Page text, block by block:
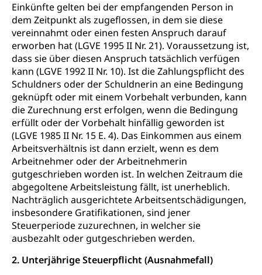
Einkünfte gelten bei der empfangenden Person in
dem Zeitpunkt als zugeflossen, in dem sie diese
vereinnahmt oder einen festen Anspruch darauf
erworben hat (LGVE 1995 II Nr. 21). Voraussetzung ist,
dass sie über diesen Anspruch tatsächlich verfügen
kann (LGVE 1992 II Nr. 10). Ist die Zahlungspflicht des
Schuldners oder der Schuldnerin an eine Bedingung
geknüpft oder mit einem Vorbehalt verbunden, kann
die Zurechnung erst erfolgen, wenn die Bedingung
erfüllt oder der Vorbehalt hinfällig geworden ist
(LGVE 1985 II Nr. 15 E. 4). Das Einkommen aus einem
Arbeitsverhältnis ist dann erzielt, wenn es dem
Arbeitnehmer oder der Arbeitnehmerin
gutgeschrieben worden ist. In welchen Zeitraum die
abgegoltene Arbeitsleistung fällt, ist unerheblich.
Nachträglich ausgerichtete Arbeitsentschädigungen,
insbesondere Gratifikationen, sind jener
Steuerperiode zuzurechnen, in welcher sie
ausbezahlt oder gutgeschrieben werden.
2. Unterjährige Steuerpflicht (Ausnahmefall)